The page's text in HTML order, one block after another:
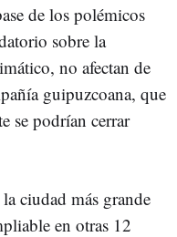
de los polémicos
sobre la
no afectan de
guipuzcoana, que
se podrían cerrar
ciudad más grande
en otras 12